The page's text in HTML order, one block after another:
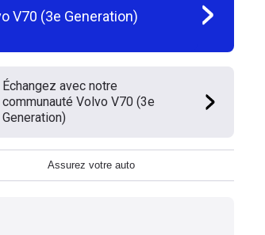
V70 (3e Generation)
Échangez avec notre
communauté Volvo V70 (3e
Generation)
Assurez votre auto